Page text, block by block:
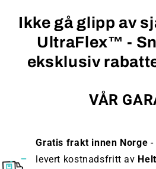
Ikke gå glipp av
UltraFlex™ -
eksklusiv
VÅR
Gratis frakt innen Norge -
levert kostnadsfritt av